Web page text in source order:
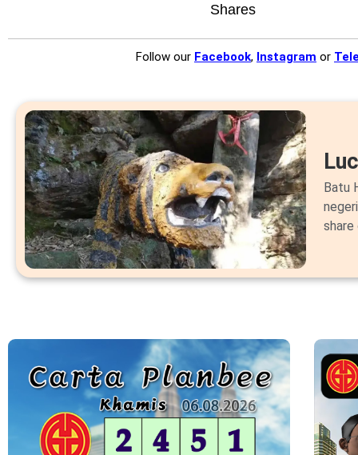
Shares
Follow our Facebook, Instagram or
Batu
share